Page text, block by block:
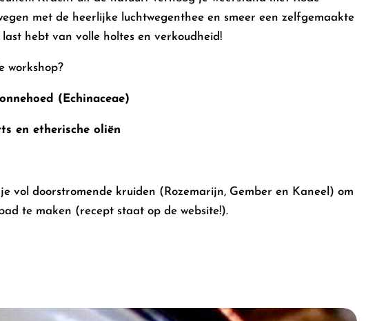
met de heerlijke luchtwegenthee en smeer een zelfgemaakte
last hebt van volle holtes en verkoudheid!
workshop?
(Echinaceae)
en etherische oliën
vol doorstromende kruiden (Rozemarijn, Gember en Kaneel) om
te maken (recept staat op de website!).